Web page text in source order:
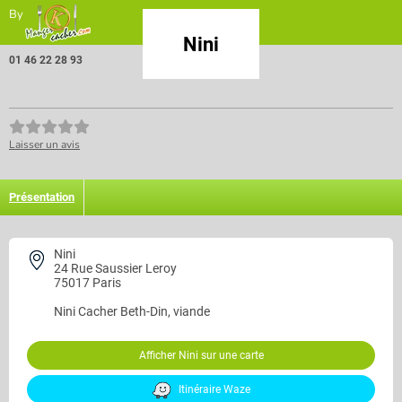
By
Nini
01 46 22 28 93
Laisser un avis
Présentation
Nini
24 Rue Saussier Leroy
75017 Paris
NiniCacher Beth-Din, viande
Afficher Nini sur une carte
Itinéraire Waze